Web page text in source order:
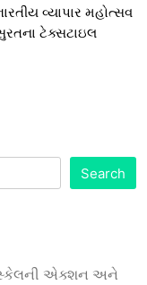
વ્યાપાર મહોત્સવ
ટેક્સટાઇલ
Search
સ્કેલની એક્શન અને